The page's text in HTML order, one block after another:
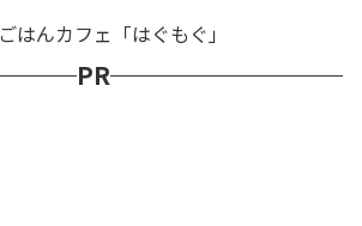
ごはんカフェ「はぐもぐ」
PR